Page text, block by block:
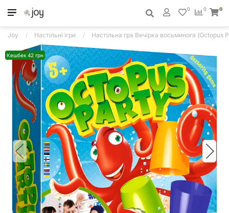
0
0 0
Joy Настільні ігри Настільна гра Вечірка восьминога (Octopus
Кешбек 42 грн